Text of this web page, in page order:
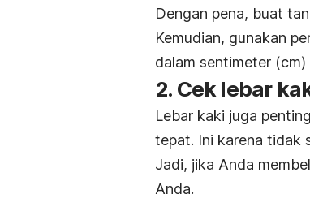
Dengan pena, buat
Kemudian, gunakan
dalam sentimeter
2. Cek lebar
Lebar kaki juga
tepat. Ini karena tidak
Jadi, jika Anda
Anda.